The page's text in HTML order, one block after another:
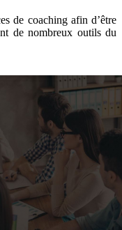
de coaching afin d’être
de nombreux outils du